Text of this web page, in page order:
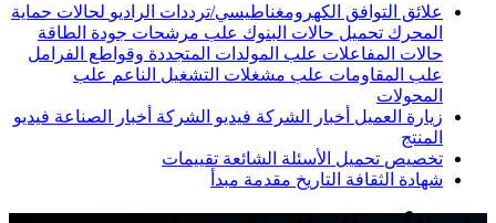
علائق التوافق الكهرومغناطيسي/ترددات الراديو لحالات حماية
المحرك تحميل حالات البنوك علب مرشحات جودة الطاقة
حالات المفاعلات علب المولدات المتجددة وقواطع الفرامل
علب المقاومات علب مشغلات التشغيل الناعم علب
المحولات
زيارة العميل أخبار الشركة فيديو الشركة أخبار الصناعة فيديو
المنتج
تخصيص تحميل الأسئلة الشائعة تقييمات
شهادة الثقافة التاريخ مقدمة مبدأ